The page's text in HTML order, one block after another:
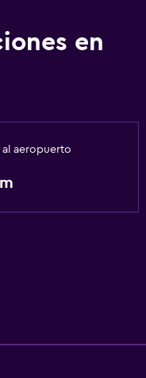
en
al aeropuerto